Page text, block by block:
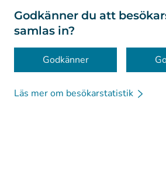
Godkänner du att
samlas in?
Godkänner
Läs mer om besökarstatistik
Om webbplatsen
Tillgänglighet
Kakor